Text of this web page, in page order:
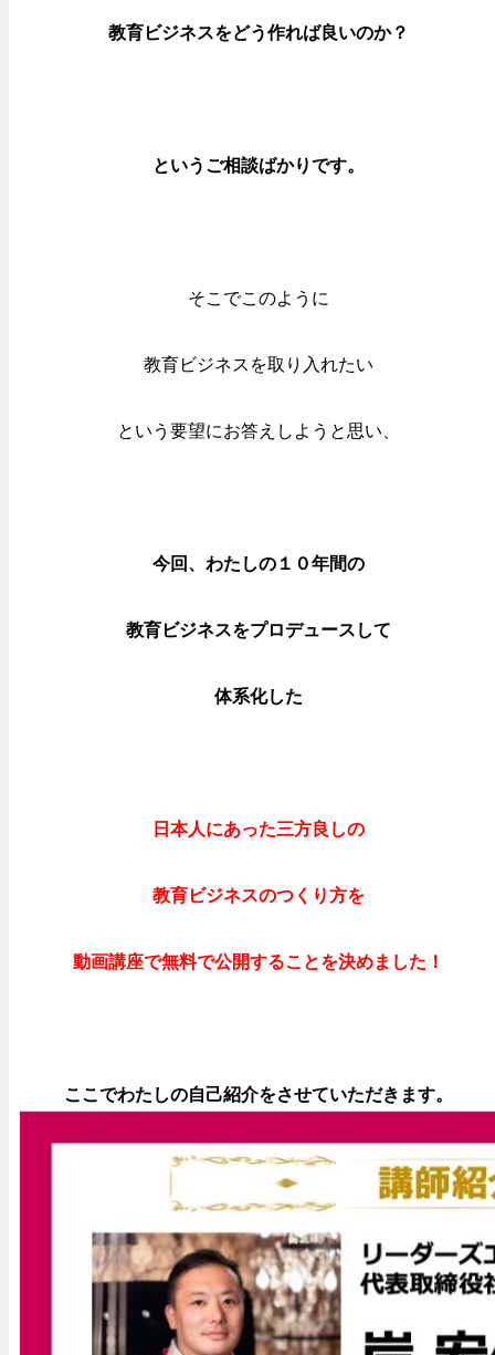
教育ビジネスをどう作れば良いのか？
というご相談ばかりです。
そこでこのように
教育ビジネスを取り入れたい
という要望にお答えしようと思い、
今回、わたしの１０年間の
教育ビジネスをプロデュースして
体系化した
日本人にあった三方良しの
教育ビジネスのつくり方を
動画講座で無料で公開することを決めました！
ここでわたしの自己紹介をさせていただきます。